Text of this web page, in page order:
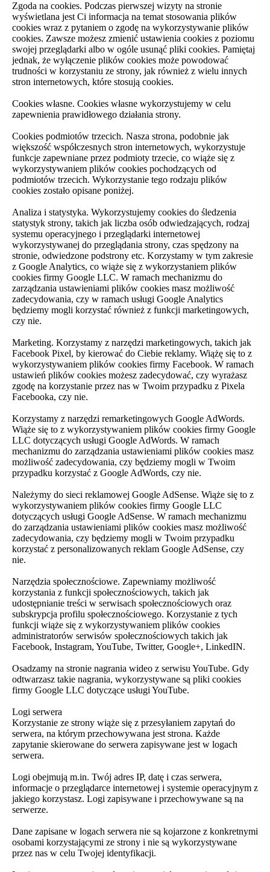
Zgoda na cookies. Podczas pierwszej wizyty na stronie
wyświetlana jest Ci informacja na temat stosowania plików
cookies wraz z pytaniem o zgodę na wykorzystywanie plików
cookies. Zawsze możesz zmienić ustawienia cookies z poziomu
swojej przeglądarki albo w ogóle usunąć pliki cookies. Pamiętaj
jednak, że wyłączenie plików cookies może powodować
trudności w korzystaniu ze strony, jak również z wielu innych
stron internetowych, które stosują cookies.
Cookies własne. Cookies własne wykorzystujemy w celu
zapewnienia prawidłowego działania strony.
Cookies podmiotów trzecich. Nasza strona, podobnie jak
większość współczesnych stron internetowych, wykorzystuje
funkcje zapewniane przez podmioty trzecie, co wiąże się z
wykorzystywaniem plików cookies pochodzących od
podmiotów trzecich. Wykorzystanie tego rodzaju plików
cookies zostało opisane poniżej.
Analiza i statystyka. Wykorzystujemy cookies do śledzenia
statystyk strony, takich jak liczba osób odwiedzających, rodzaj
systemu operacyjnego i przeglądarki internetowej
wykorzystywanej do przeglądania strony, czas spędzony na
stronie, odwiedzone podstrony etc. Korzystamy w tym zakresie
z Google Analytics, co wiąże się z wykorzystaniem plików
cookies firmy Google LLC. W ramach mechanizmu do
zarządzania ustawieniami plików cookies masz możliwość
zadecydowania, czy w ramach usługi Google Analytics
będziemy mogli korzystać również z funkcji marketingowych,
czy nie.
Marketing. Korzystamy z narzędzi marketingowych, takich jak
Facebook Pixel, by kierować do Ciebie reklamy. Wiążę się to z
wykorzystywaniem plików cookies firmy Facebook. W ramach
ustawień plików cookies możesz zadecydować, czy wyrażasz
zgodę na korzystanie przez nas w Twoim przypadku z Pixela
Facebooka, czy nie.
Korzystamy z narzędzi remarketingowych Google AdWords.
Wiąże się to z wykorzystywaniem plików cookies firmy Google
LLC dotyczących usługi Google AdWords. W ramach
mechanizmu do zarządzania ustawieniami plików cookies masz
możliwość zadecydowania, czy będziemy mogli w Twoim
przypadku korzystać z Google AdWords, czy nie.
Należymy do sieci reklamowej Google AdSense. Wiąże się to z
wykorzystywaniem plików cookies firmy Google LLC
dotyczących usługi Google AdSense. W ramach mechanizmu
do zarządzania ustawieniami plików cookies masz możliwość
zadecydowania, czy będziemy mogli w Twoim przypadku
korzystać z personalizowanych reklam Google AdSense, czy
nie.
Narzędzia społecznościowe. Zapewniamy możliwość
korzystania z funkcji społecznościowych, takich jak
udostępnianie treści w serwisach społecznościowych oraz
subskrypcja profilu społecznościowego. Korzystanie z tych
funkcji wiąże się z wykorzystywaniem plików cookies
administratorów serwisów społecznościowych takich jak
Facebook, Instagram, YouTube, Twitter, Google+, LinkedIN.
Osadzamy na stronie nagrania wideo z serwisu YouTube. Gdy
odtwarzasz takie nagrania, wykorzystywane są pliki cookies
firmy Google LLC dotyczące usługi YouTube.
Logi serwera
Korzystanie ze strony wiąże się z przesyłaniem zapytań do
serwera, na którym przechowywana jest strona. Każde
zapytanie skierowane do serwera zapisywane jest w logach
serwera.
Logi obejmują m.in. Twój adres IP, datę i czas serwera,
informacje o przeglądarce internetowej i systemie operacyjnym z
jakiego korzystasz. Logi zapisywane i przechowywane są na
serwerze.
Dane zapisane w logach serwera nie są kojarzone z konkretnymi
osobami korzystającymi ze strony i nie są wykorzystywane
przez nas w celu Twojej identyfikacji.